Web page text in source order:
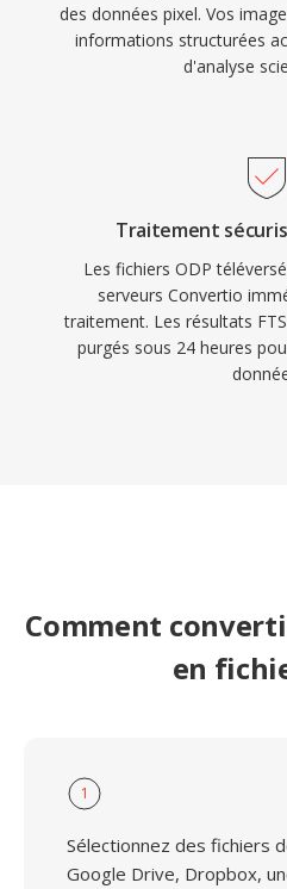
des données pixel. Vos
informations structurées
d'analyse
Traitement
Les fichiers ODP
serveurs Convertio
traitement. Les résultats
purgés sous 24 heures
Comment
en
1
Sélectionnez des fichiers
Google Drive, Dropbox,